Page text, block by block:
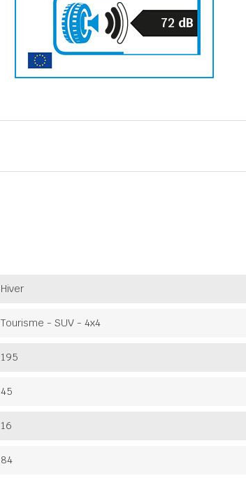
72 dB
Hiver
Tourisme - SUV - 4x4
195
45
16
84